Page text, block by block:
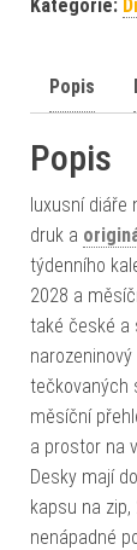
Kategorie:
Popis
Popis
luxusní diáře
druk a
týdenního
2028 a
také české a
tečkovaných
měsíční
a prostor na
Desky mají
kapsu na
nenápadné